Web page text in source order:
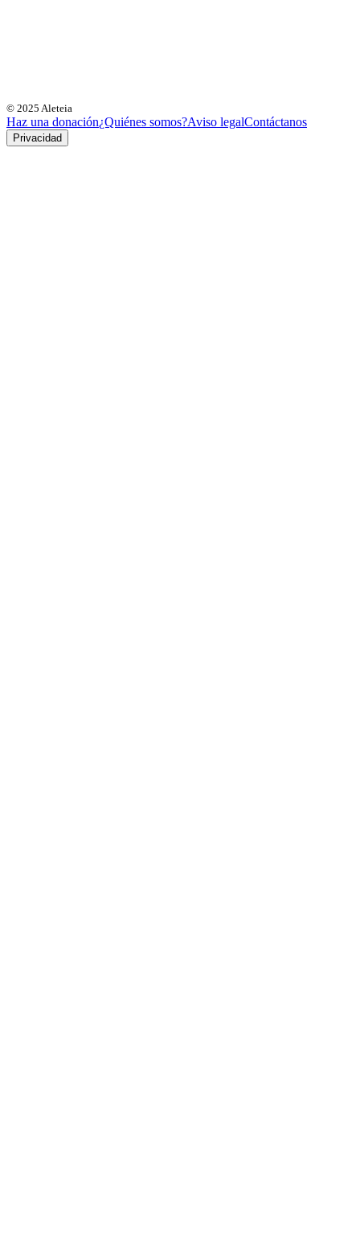
© 2025 Aleteia
Haz una donación¿Quiénes somos?Aviso legalContáctanos
Privacidad